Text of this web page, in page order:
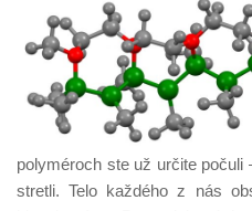
polyméroch ste už určite
stretli. Telo každého z nás